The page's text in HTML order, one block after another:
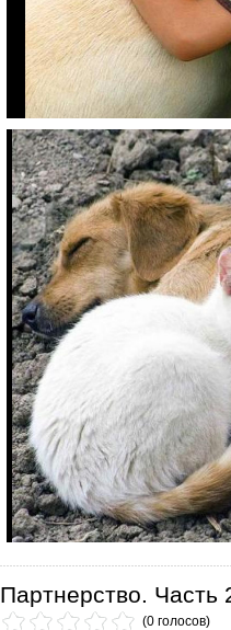
Партнерство. Часть
(0 голосов)